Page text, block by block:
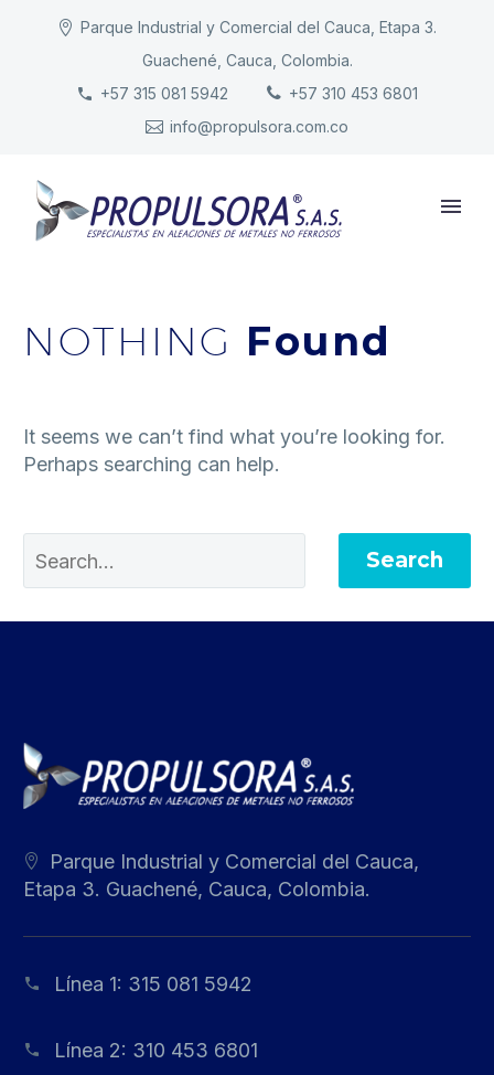
Parque Industrial y Comercial del Cauca, Etapa 3.
Guachené, Cauca, Colombia.
+57 315 081 5942
+57 310 453 6801
info@propulsora.com.co
INICIO
PRODUCTOS
NOTHING Found
It seems we can’t find what you’re looking for.
Perhaps searching can help.
Search
Parque Industrial y Comercial del Cauca,
Etapa 3. Guachené, Cauca, Colombia.
Línea 1: 315 081 5942
Línea 2: 310 453 6801